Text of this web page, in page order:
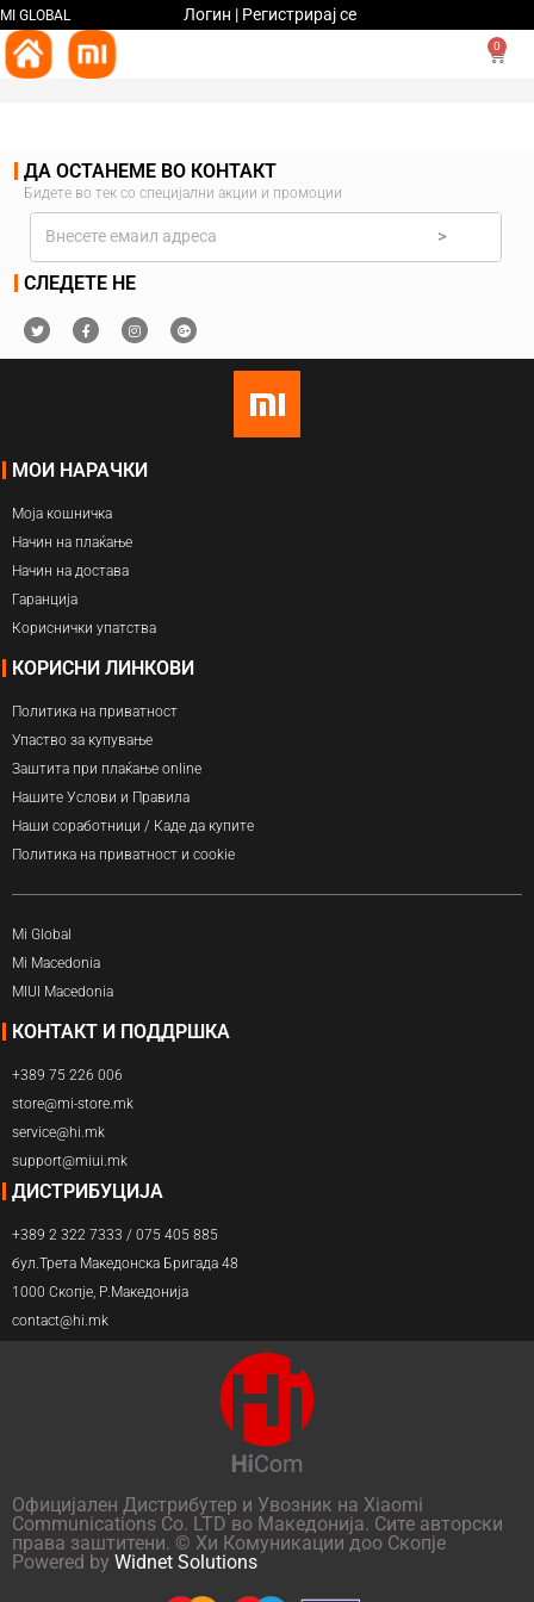
MI GLOBAL Логин | Регистрирај се
0
ДА ОСТАНЕМЕ ВО КОНТАКТ
Бидете во тек со специјални акции и промоции
>
СЛЕДЕТЕ НЕ
МОИ НАРАЧКИ
Моја кошничка
Начин на плаќање
Начин на достава
Гаранција
Кориснички упатства
КОРИСНИ ЛИНКОВИ
Политика на приватност
Упаство за купување
Заштита при плаќање online
Нашите Услови и Правила
Наши соработници / Каде да купите
Политика на приватност и cookie
Mi Global
Mi Macedonia
MIUI Macedonia
КОНТАКТ И ПОДДРШКА
+389 75 226 006
store@mi-store.mk
service@hi.mk
support@miui.mk
ДИСТРИБУЦИЈА
+389 2 322 7333 / 075 405 885
бул.Трета Македонска Бригада 48
1000 Скопје, Р.Македонија
contact@hi.mk
Официјален Дистрибутер и Увозник на Xiaomi
Communications Co. LTD во Македонија. Сите авторски
права заштитени. © Хи Комуникации доо Скопје
Powered by Widnet Solutions